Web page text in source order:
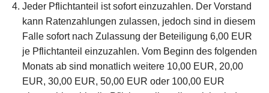
Jeder Pflichtanteil ist sofort einzuzahlen. Der Vorstand
kann Ratenzahlungen zulassen, jedoch sind in diesem
Falle sofort nach Zulassung der Beteiligung 6,00 EUR
je Pflichtanteil einzuzahlen. Vom Beginn des folgenden
Monats ab sind monatlich weitere 10,00 EUR, 20,00
EUR, 30,00 EUR, 50,00 EUR oder 100,00 EUR